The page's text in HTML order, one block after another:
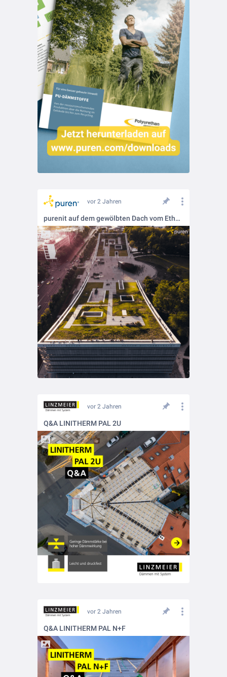
vor 2 Jahren
purenit auf dem gewölbten Dach vom Ethn. Museum in Budapest
vor 2 Jahren
Q&A LINITHERM PAL 2U
vor 2 Jahren
Q&A LINITHERM PAL N+F